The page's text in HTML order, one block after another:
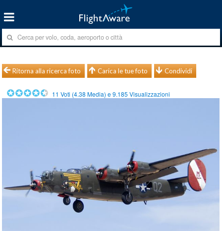
Ritorna alla ricerca foto Carica le tue foto Condividi
11 Voti (4.38 Media) e9.185 Visualizzazioni